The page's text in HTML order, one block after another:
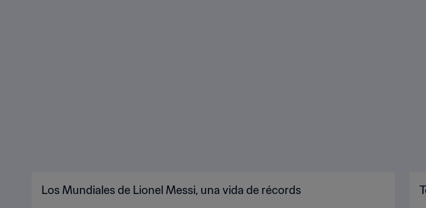
Los Mundiales de Lionel Messi, una vida de récords